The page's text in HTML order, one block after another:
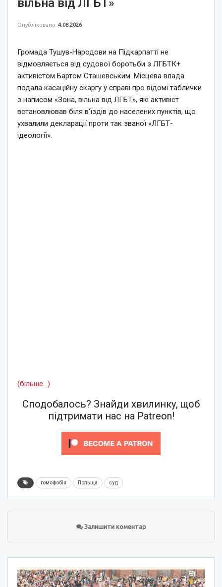
вільна від ЛГБТ»
Опубліковано 4.08.2026
Громада Тушув-Народови на Підкарпатті не
відмовляється від судової боротьби з ЛГБТК+
активістом Бартом Сташевським. Місцева влада
подала касаційну скаргу у справі про відомі таблички
з написом «Зона, вільна від ЛГБТ», які активіст
встановлював біля в’їздів до населених пунктів, що
ухвалили декларації проти так званої «ЛГБТ-
ідеології».
(більше…)
Сподобалось? Знайди хвилинку, щоб
підтримати нас на Patreon!
гомофобія Польща суд
Залишити коментар